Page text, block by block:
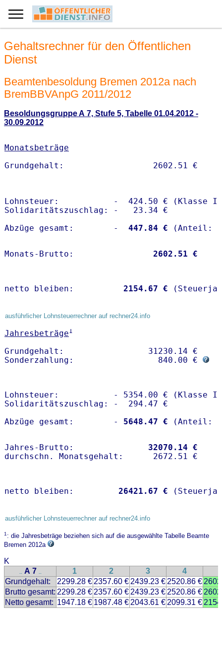
Gehaltsrechner für den Öffentlichen
Dienst
Beamtenbesoldung Bremen 2012a nach
BremBBVAnpG 2011/2012
Besoldungsgruppe A 7, Stufe 5, Tabelle 01.04.2012 -
30.09.2012
Monatsbeträge
Lohnsteuer:           -  424.50 € (Klasse I)
Solidaritätszuschlag: -   23.34 €
Abzüge gesamt:        -
  447.84 €
Monats-Brutto: 2602.51 €
netto bleiben: 2154.67 €
ausführlicher Lohnsteuerrechner auf rechner24.info
Jahresbeträge1
Grundgehalt:                 31230.14 €
Sonderzahlung:                 840.00 €
Lohnsteuer:           - 5354.00 € (Klasse I)
Solidaritätszuschlag: -  294.47 €
Abzüge gesamt:        -
5648.47 €
Jahres-Brutto: 32070.14 €
netto bleiben: 26421.67 €
ausführlicher Lohnsteuerrechner auf rechner24.info
1: die Jahresbeträge beziehen sich auf die ausgewählte Tabelle Beamte
Bremen 2012a
K
.. A 7 .. 1 2 3 4
Grundgehalt:
2299.28 € 2357.60 € 2439.23 € 2520.86 €
Brutto gesamt: 2299.28 € 2357.60 € 2439.23 € 2520.86 €
Netto gesamt: 1947.18 € 1987.48 € 2043.61 € 2099.31 €